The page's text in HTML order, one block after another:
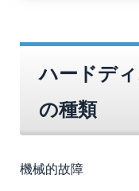
ハードデ
の種類
機械的故障